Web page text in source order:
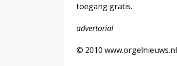
toegang gratis.
advertorial
© 2010 www.orgelnieuws.nl